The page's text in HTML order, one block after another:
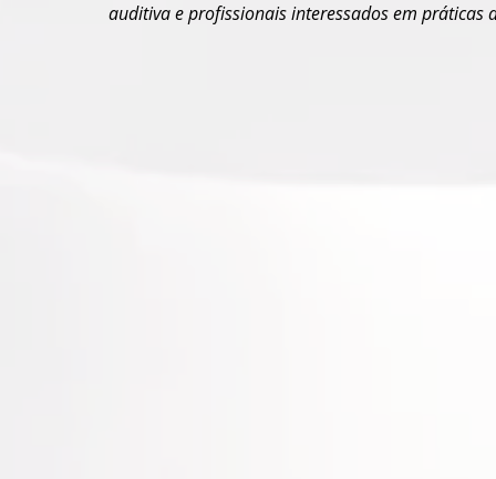
auditiva e profissionais interessados em práticas